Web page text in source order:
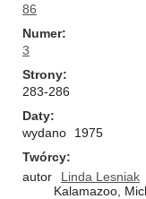
86
Numer
3
Strony
283-286
Daty
wydano
1975
Twórcy
autor
Linda Lesniak
Kalamazoo,